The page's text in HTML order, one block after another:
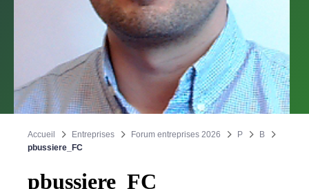
Accueil Entreprises Forum entreprises 2026 P
B
pbussiere_FC
pbussiere_FC